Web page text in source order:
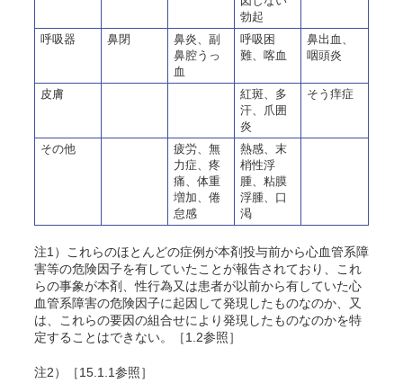
勃起
呼吸器 鼻閉
鼻炎、副
鼻腔うっ
血
呼吸困
難、喀血
鼻出血、
咽頭炎
皮膚
紅斑、多
汗、爪囲
炎
そう痒症
その他
疲労、無
力症、疼
痛、体重
増加、倦
怠感
熱感、末
梢性浮
腫、粘膜
浮腫、口
渇
注1）これらのほとんどの症例が本剤投与前から心血管系障
害等の危険因子を有していたことが報告されており、これ
らの事象が本剤、性行為又は患者が以前から有していた心
血管系障害の危険因子に起因して発現したものなのか、又
は、これらの要因の組合せにより発現したものなのかを特
定することはできない。［1.2参照］
注2）［15.1.1参照］